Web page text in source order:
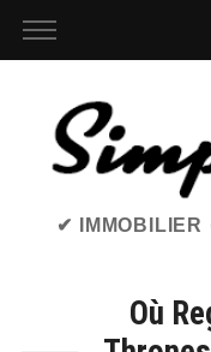
✔ IMMOBILIER
Où